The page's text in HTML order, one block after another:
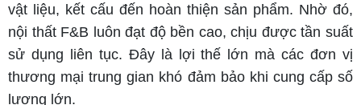
vật liệu, kết cấu đến hoàn thiện sản phẩm. Nhờ đó,
nội thất F&B luôn đạt độ bền cao, chịu được tần suất
sử dụng liên tục. Đây là lợi thế lớn mà các đơn vị
thương mại trung gian khó đảm bảo khi cung cấp số
lượng lớn.